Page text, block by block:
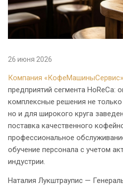
26 июня 2026
Компания «КофеМашиныСервис»
предприятий сегмента HoReCa:
комплексные решения не
но и для широкого круга
поставка качественного
профессиональное
обучение персонала с учетом
индустрии.
Наталия Лукштраупис —